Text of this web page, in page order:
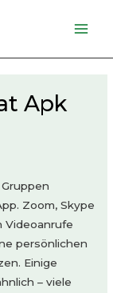
Apk
Zoom, Skype
Videoanrufe
persönlichen
Einige
– viele